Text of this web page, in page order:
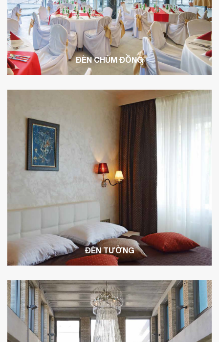
ĐÈN CHÙM ĐỒNG
ĐÈN TƯỜNG